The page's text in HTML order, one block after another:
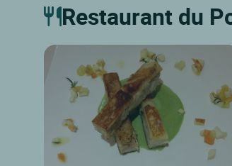
Restaurant du